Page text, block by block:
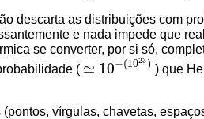
descarta as distribuições com
e nada impede que
se converter, por si só,
( ≃ 10−(1023)
≃10− 1023 ) ) que
vírgulas, chavetas,